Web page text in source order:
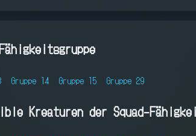
Gruppe 14 Gruppe 15 Gruppe 29
Kreaturen der Squad-